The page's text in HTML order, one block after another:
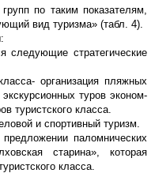
по таким показателям,
вид туризма» (табл. 4).
следующие стратегические
организация пляжных
экскурсионных туров эконом-
туристского класса.
и спортивный туризм.
паломнических
старина», которая
класса.